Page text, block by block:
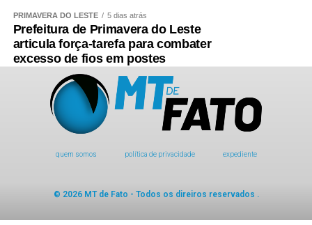
PRIMAVERA DO LESTE 5 dias atrás
Prefeitura de Primavera do Leste
articula força-tarefa para combater
excesso de fios em postes
quem somos política de privacidade expediente
© 2026 MT de Fato - Todos os direiros reservados .